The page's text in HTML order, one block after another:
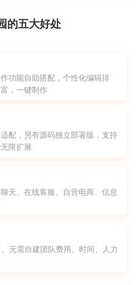
的五大好处
功能自助搭配，个性化编辑排
，一键制作
配，另有源码独立部署版，支持
限扩展
天、在线客服、自营电商、信息
无需自建团队费用、时间、人力